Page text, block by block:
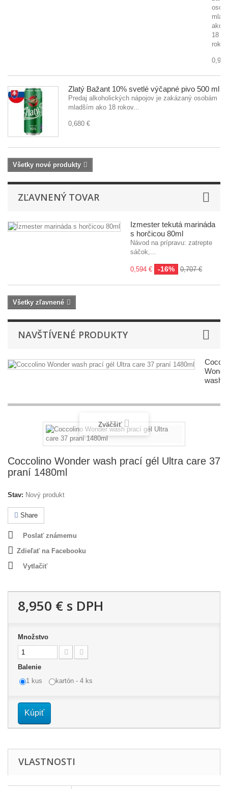
ako
18
Zlatý Bažant 10% svetlé výčapné pivo 500 ml
Predaj alkoholických nápojov je zakázaný osobám
mladším ako 18 rokov...
0,680 €
Všetky nové produkty
ZĽAVNENÝ TOVAR
Ízmester tekutá marináda
s horčicou 80ml
Návod na prípravu: zatrepte
sáčok,...
0,594 € -16% 0,707 €
Všetky zľavnené
NAVŠTÍVENÉ PRODUKTY
wash...
Zväčšiť
Coccolino Wonder wash prací gél Ultra care 37
praní 1480ml
Stav: Nový produkt
Share
Poslať známemu
Zdieľať na Facebooku
Vytlačiť
8,950 € s DPH
Množstvo
Balenie
1 kus
kartón - 4 ks
Kúpiť
VLASTNOSTI